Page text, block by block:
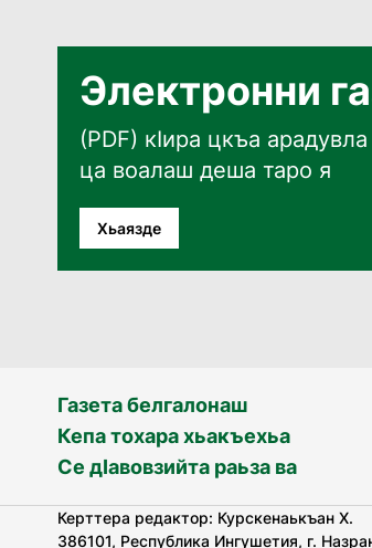
Электронни
(PDF) кӀира цкъа
ца воалаш деша таро я
Хьаязде
Газета белгалонаш
Кепа тохара хьакъехьа
Се дӀавовзийта раьза ва
Керттера редактор: Курскенаькъан Х.
386101, Республика Ингушетия, г.